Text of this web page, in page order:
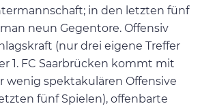
in den letzten fünf
neun Gegentore. Offensiv
(nur drei eigene Treffer
1. FC Saarbrücken kommt mit
wenig spektakulären Offensive
fünf Spielen), offenbarte